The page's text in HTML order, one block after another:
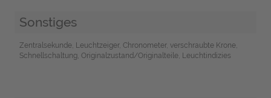
Sonstiges
Zentralsekunde, Leuchtzeiger, Chronometer, verschraubte Krone,
Schnellschaltung, Originalzustand/Originalteile, Leuchtindizies